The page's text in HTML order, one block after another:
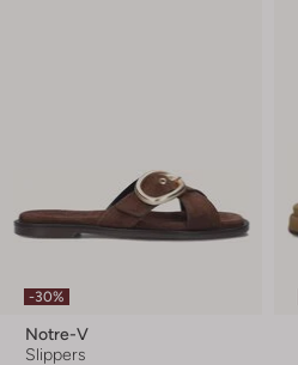
-30%
Notre-V
Slippers